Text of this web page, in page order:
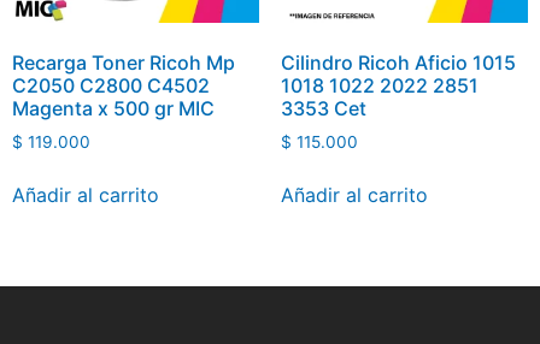
Recarga Toner Ricoh Mp
C2050 C2800 C4502
Magenta x 500 gr MIC
$ 119.000
Añadir al carrito
Cilindro Ricoh Aficio 1015
1018 1022 2022 2851
3353 Cet
$ 115.000
Añadir al carrito